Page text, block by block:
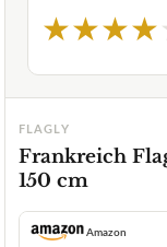
★★★★
FLAGLY
Frankreich
150 cm
Amazon